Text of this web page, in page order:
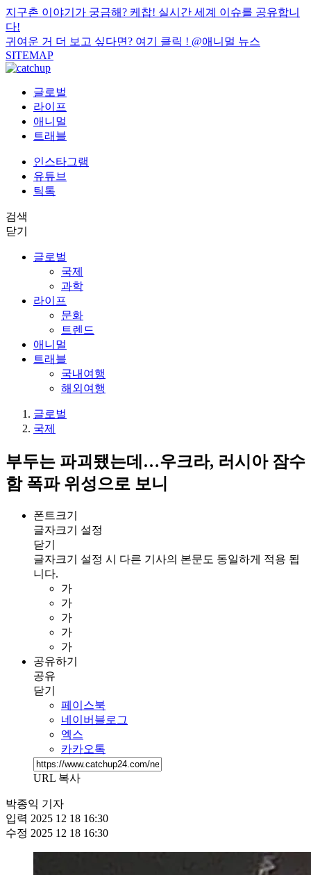
지구촌 이야기가 궁금해? 케찹! 실시간 세계 이슈를 공유합니
다!
귀여운 거 더 보고 싶다면? 여기 클릭 ! @애니멀 뉴스
SITEMAP
글로벌
라이프
애니멀
트래블
인스타그램
유튜브
틱톡
검색
닫기
글로벌
국제
과학
라이프
문화
트렌드
애니멀
트래블
국내여행
해외여행
글로벌
국제
부두는 파괴됐는데…우크라, 러시아 잠수
함 폭파 위성으로 보니
폰트크기
글자크기 설정
닫기
글자크기 설정 시 다른 기사의 본문도 동일하게 적용 됩
니다.
가
가
가
가
가
공유하기
공유
닫기
페이스북
네이버블로그
엑스
카카오톡
URL 복사
박종익 기자
입력 2025 12 18 16:30
수정 2025 12 18 16:30